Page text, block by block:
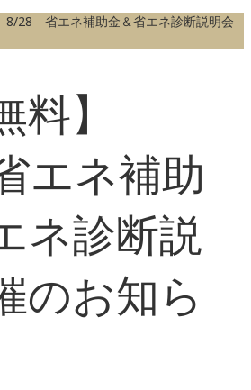
8/28 省エネ補助金＆省エネ診断説明会
料】
ネ補助
ネ診断説
のお知ら